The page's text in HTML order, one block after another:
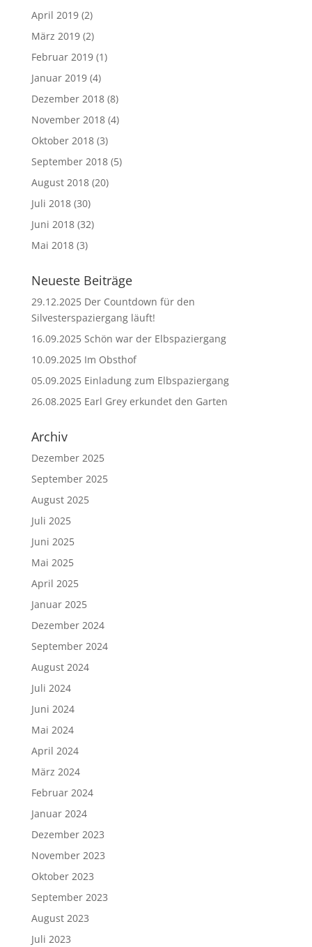
April 2019(2)
März 2019(2)
Februar 2019(1)
Januar 2019(4)
Dezember 2018(8)
November 2018(4)
Oktober 2018(3)
September 2018(5)
August 2018(20)
Juli 2018(30)
Juni 2018(32)
Mai 2018(3)
Neueste Beiträge
29.12.2025 Der Countdown für den
Silvesterspaziergang läuft!
16.09.2025 Schön war der Elbspaziergang
10.09.2025 Im Obsthof
05.09.2025 Einladung zum Elbspaziergang
26.08.2025 Earl Grey erkundet den Garten
Archiv
Dezember 2025
September 2025
August 2025
Juli 2025
Juni 2025
Mai 2025
April 2025
Januar 2025
Dezember 2024
September 2024
August 2024
Juli 2024
Juni 2024
Mai 2024
April 2024
März 2024
Februar 2024
Januar 2024
Dezember 2023
November 2023
Oktober 2023
September 2023
August 2023
Juli 2023